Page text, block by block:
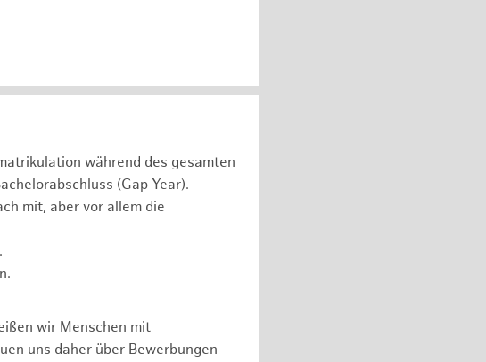
während des gesamten
(Gap Year).
mit, aber vor allem die
wir Menschen mit
uns daher über Bewerbungen